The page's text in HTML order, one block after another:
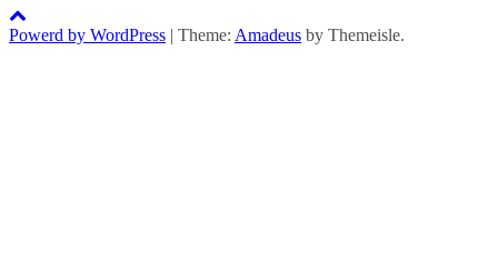
Powerd by WordPress | Theme: Amadeus by Themeisle.